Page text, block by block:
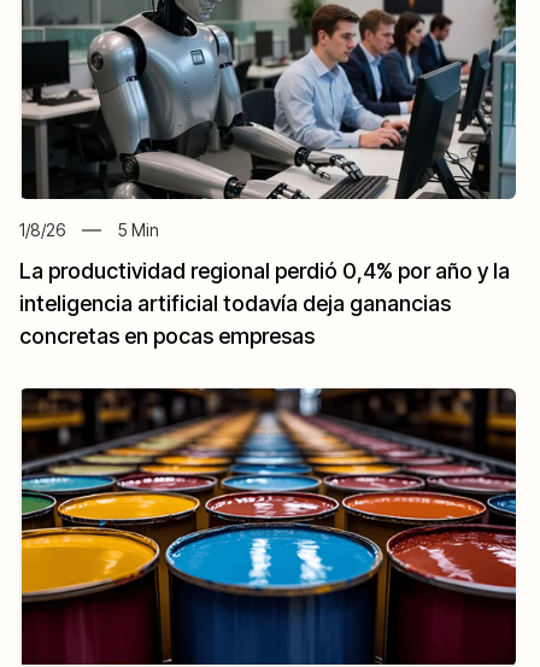
1/8/26 5 Min
La productividad regional perdió 0,4% por año y la
inteligencia artificial todavía deja ganancias
concretas en pocas empresas